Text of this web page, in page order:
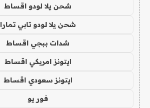
شحن يلا لودو اقساط
شحن يلا لودو تابي تمارا
شدات ببجي اقساط
ايتونز امريكي اقساط
ايتونز سعودي اقساط
فور يو